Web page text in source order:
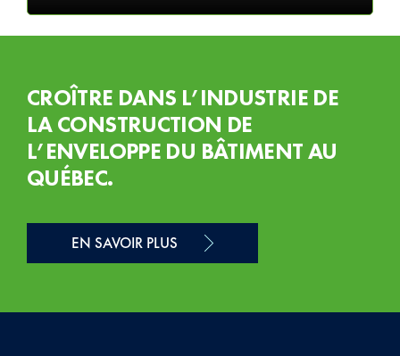
CROÎTRE DANS L’INDUSTRIE DE
LA CONSTRUCTION DE
L’ENVELOPPE DU BÂTIMENT AU
QUÉBEC.
EN SAVOIR PLUS